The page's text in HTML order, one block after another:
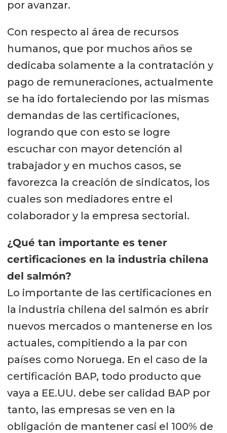
por avanzar.
Con respecto al área de recursos
humanos, que por muchos años se
dedicaba solamente a la contratación y
pago de remuneraciones, actualmente
se ha ido fortaleciendo por las mismas
demandas de las certificaciones,
logrando que con esto se logre
escuchar con mayor detención al
trabajador y en muchos casos, se
favorezca la creación de sindicatos, los
cuales son mediadores entre el
colaborador y la empresa sectorial.
¿Qué tan importante es tener
certificaciones en la industria chilena
del salmón?
Lo importante de las certificaciones en
la industria chilena del salmón es abrir
nuevos mercados o mantenerse en los
actuales, compitiendo a la par con
países como Noruega. En el caso de la
certificación BAP, todo producto que
vaya a EE.UU. debe ser calidad BAP por
tanto, las empresas se ven en la
obligación de mantener casi el 100% de